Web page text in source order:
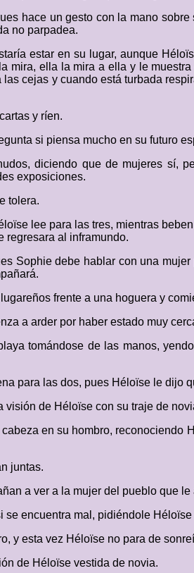
hace un gesto con la mano
no parpadea.
estar en su lugar, aunque
mira, ella la mira a ella y le
cejas y cuando está turbada
y ríen.
si piensa mucho en su futuro
diciendo que de mujeres sí,
exposiciones.
tolera.
lee para las tres, mientras
regresara al inframundo.
Sophie debe hablar con una
frente a una hoguera y
a arder por haber estado muy
tomándose de las manos,
para las dos, pues Héloïse le dijo
de Héloïse con su traje de
en su hombro,
juntas.
a ver a la mujer del pueblo que
se encuentra mal, pidiéndole
y esta vez Héloïse no para de
de Héloïse vestida de novia.